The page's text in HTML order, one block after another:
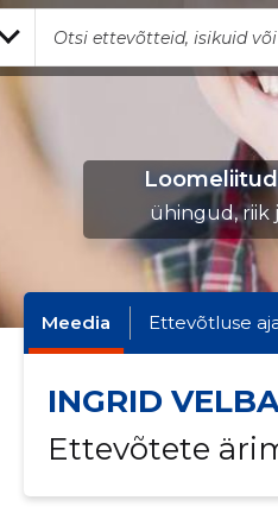
ühingud, riik
Meedia Ettevõtluse
INGRID
Ettevõtete